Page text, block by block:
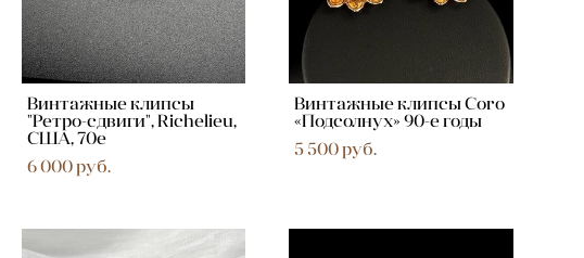
Винтажные клипсы
"Ретро-сдвиги", Richelieu,
США, 70е
6 000 pуб.
Винтажные клипсы Coro
«Подсолнух» 90-е годы
5 500 pуб.